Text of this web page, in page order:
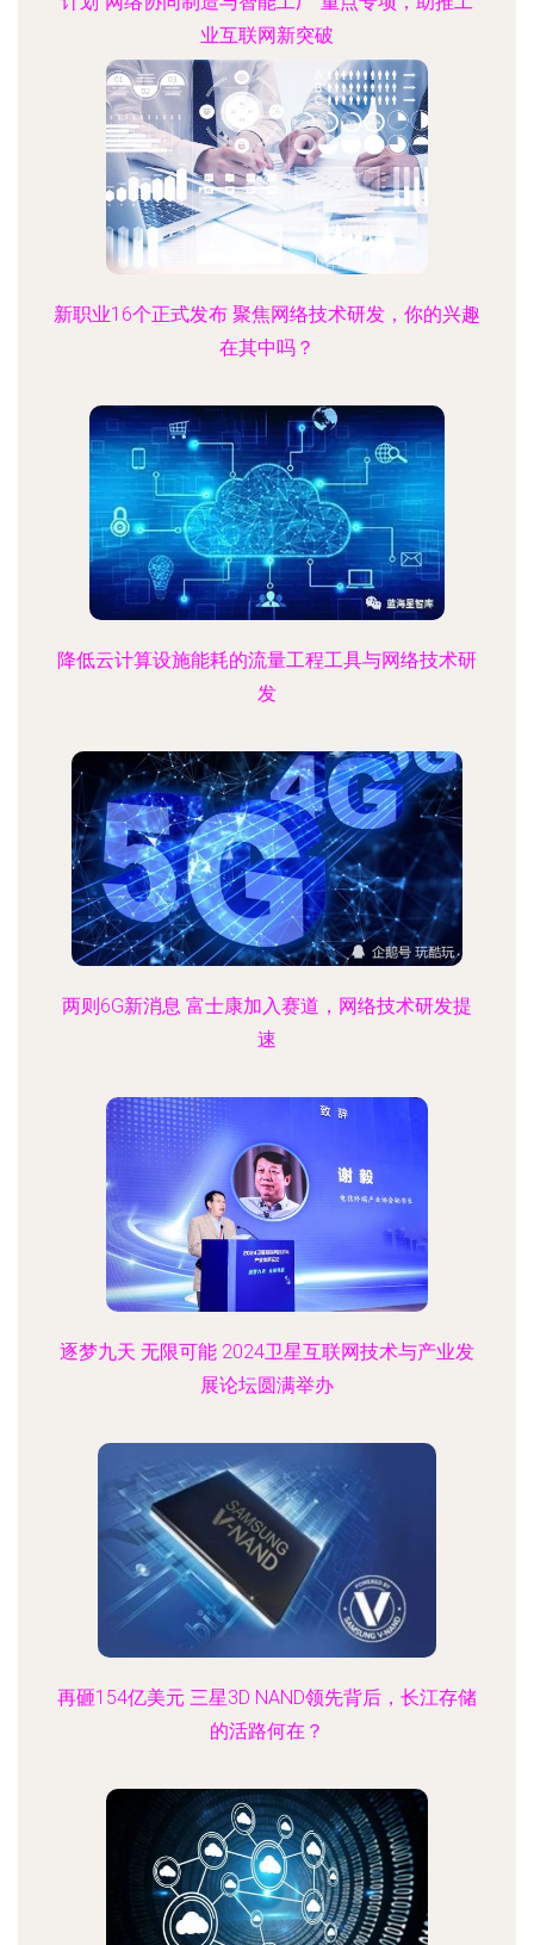
业互联网新突破
新职业16个正式发布 聚焦网络技术研发，你的兴趣
在其中吗？
降低云计算设施能耗的流量工程工具与网络技术研
发
两则6G新消息 富士康加入赛道，网络技术研发提
速
逐梦九天 无限可能 2024卫星互联网技术与产业发
展论坛圆满举办
再砸154亿美元 三星3D NAND领先背后，长江存储
的活路何在？